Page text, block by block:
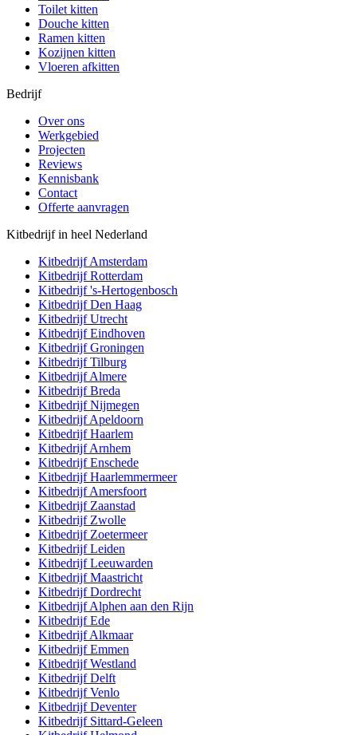
Toilet kitten
Douche kitten
Ramen kitten
Kozijnen kitten
Vloeren afkitten
Bedrijf
Over ons
Werkgebied
Projecten
Reviews
Kennisbank
Contact
Offerte aanvragen
Kitbedrijf in heel Nederland
KitbedrijfAmsterdam
KitbedrijfRotterdam
Kitbedrijf's-Hertogenbosch
KitbedrijfDen Haag
KitbedrijfUtrecht
KitbedrijfEindhoven
KitbedrijfGroningen
KitbedrijfTilburg
KitbedrijfAlmere
KitbedrijfBreda
KitbedrijfNijmegen
KitbedrijfApeldoorn
KitbedrijfHaarlem
KitbedrijfArnhem
KitbedrijfEnschede
KitbedrijfHaarlemmermeer
KitbedrijfAmersfoort
Kitbedrijf Zaanstad
Kitbedrijf Zwolle
Kitbedrijf Zoetermeer
KitbedrijfLeiden
KitbedrijfLeeuwarden
KitbedrijfMaastricht
KitbedrijfDordrecht
KitbedrijfAlphen aan den Rijn
KitbedrijfEde
KitbedrijfAlkmaar
KitbedrijfEmmen
KitbedrijfWestland
KitbedrijfDelft
KitbedrijfVenlo
KitbedrijfDeventer
Kitbedrijf Sittard-Geleen